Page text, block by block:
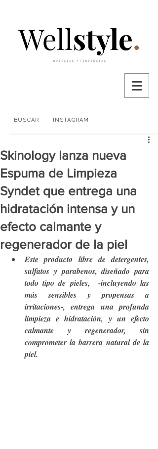
BUSCAR INSTAGRAM
Skinology lanza nueva
Espuma de Limpieza
Syndet que entrega una
hidratación intensa y un
efecto calmante y
regenerador de la piel
Este producto libre de detergentes,
sulfatos y parabenos, diseñado para
todo tipo de pieles,  -incluyendo las
más sensibles y propensas a
irritaciones-, entrega una profunda
limpieza e hidratación, y un efecto
calmante y regenerador, sin
comprometer la barrera natural de la
piel.